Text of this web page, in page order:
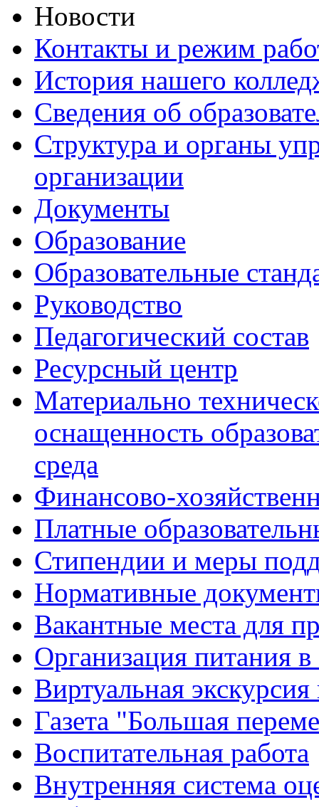
Новости
Контакты и режим
История нашего
Сведения об
Структура и органы
организации
Документы
Образование
Образовательные
Руководство
Педагогический состав
Ресурсный центр
Материально
оснащенность
среда
Финансово-
Платные
Стипендии и меры
Нормативные
Вакантные места для
Организация питания в
Виртуальная
Газета "Большая
Воспитательная работа
Внутренняя система